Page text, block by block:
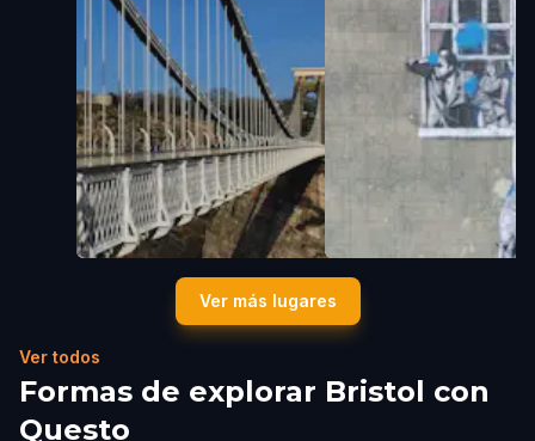
The Clifton Suspension Bridge
United Kingdom
Banksy's - Well Hung
Ver más lugares
Ver todos
Formas de explorar Bristol con
Questo